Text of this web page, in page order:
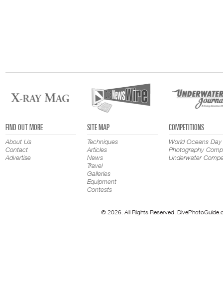
FIND OUT MORE
About Us
Contact
Advertise
SITE MAP
Techniques
Articles
News
Travel
Galleries
Equipment
Contests
COMPETITIONS
World Oceans Day
Photography
Underwater
© 2026. All Rights Reserved.